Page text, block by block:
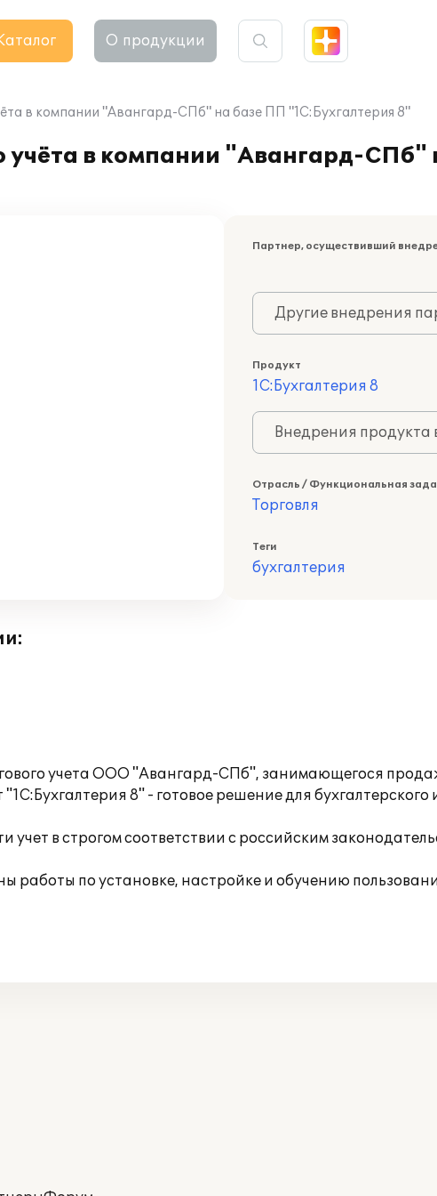
О продукции
в компании "Авангард-СПб" на базе ПП "1С:Бухгалтерия 8"
учёта в компании "Авангард-СПб"
Партнер, осуществивший
Другие внедрения
Продукт
1С:Бухгалтерия 8
Внедрения продукта
Отрасль / Функциональная
Торговля
Теги
бухгалтерия
учета ООО "Авангард-СПб", занимающегося
8" - готовое решение для бухгалтерского
в строгом соответствии с российским
по установке, настройке и обучению